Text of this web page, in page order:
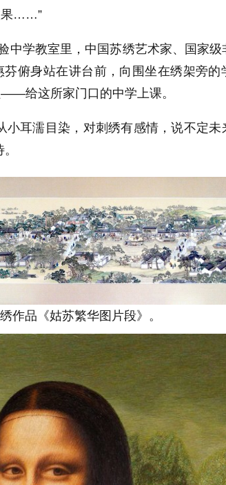
果……”
中学教室里，中国苏绣艺术家、国家
俯身站在讲台前，向围坐在绣架旁的
——给这所家门口的中学上课。
小耳濡目染，对刺绣有感情，说不定未
作品《姑苏繁华图片段》。